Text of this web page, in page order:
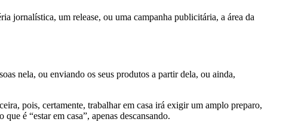
jornalística, um release, ou uma campanha publicitária, a área da
nela, ou enviando os seus produtos a partir dela, ou ainda,
pois, certamente, trabalhar em casa irá exigir um amplo preparo,
é “estar em casa”, apenas descansando.